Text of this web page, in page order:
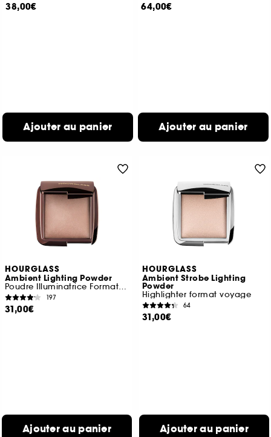
38,00€
Ajouter au panier
64,00€
Ajouter au panier
HOURGLASS
Ambient Lighting Powder
Poudre Illuminatrice Format Voyage
197
31,00€
Ajouter au panier
HOURGLASS
Ambient Strobe Lighting
Powder
Highlighter format voyage
64
31,00€
Ajouter au panier